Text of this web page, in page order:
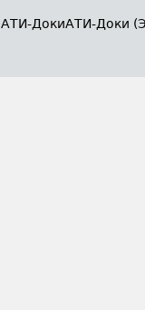
АТИ-ДокиАТИ-Доки